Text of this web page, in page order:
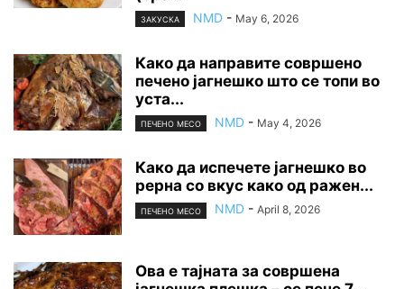
ЗАКУСКА NMD - May 6, 2026
Како да направите совршено
печено јагнешко што се топи во
уста...
ПЕЧЕНО МЕСО NMD - May 4, 2026
Како да испечете јагнешко во
рерна со вкус како од ражен...
ПЕЧЕНО МЕСО NMD - April 8, 2026
Ова е тајната за совршена